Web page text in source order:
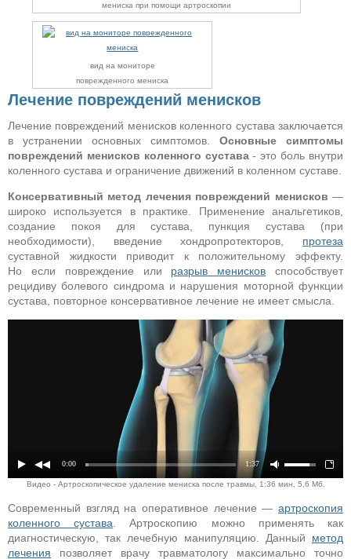
мениска при помощи артроскопии
вид на мониторе
поврежденного мениска
Лечение повреждений менисков
Лечение повреждений менисков коленного сустава заключается
в устранении основных симптомов. Основные симптомы
повреждений менисков коленного сустава- это боль внутри
коленного сустава и ограничение движений в коленном суставе.
Консервативный метод лечения повреждений менисков —
широко используется в практике. Применение анальгетиков,
создание покоя для сустава, пункция сустава (при
необходимости), введение хондропротекторов, протеза
суставной жидкости приводит к положительному эффекту.
Но если повреждение или разрыв менисков способствует
рецидиву болевого синдрома и нарушения моторной функции
сустава, повторное консервативное лечение не имеет смысла.
0:00 1:37
Видео - Артроскопическое удаление мениска после травмы, 1:36 мин, 5,6 Мб.
Современный взгляд на оперативное лечение — артроскопия
коленного сустава . Артроскопию можно применять как
диагностическую, так лечебную манипуляцию. Данный метод
лечения позволяет врачу травматологу максимально точно